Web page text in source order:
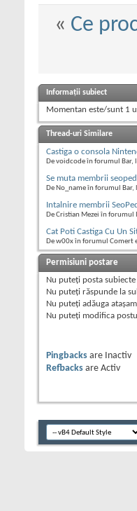
« Ce
Informații subiect
Momentan este/sunt 1
Thread-uri Similare
Castiga o consola
De voidcode în forumul Bar,
Se muta membrii
De No_name în forumul Bar,
Intalnire membrii
De Cristian Mezei în
Cat Poti Castiga Cu Un
De w00x în forumul Comert
Permisiuni postare
Nu puteţi posta
Nu puteţi răspunde la
Nu puteţi adăuga
Nu puteţi modifica
Pingbacks are
Inactiv
Refbacks are Activ